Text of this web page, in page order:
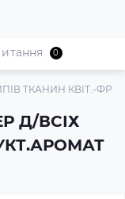
ТКАНИН КВІТ.-
Д/ВСІХ
0